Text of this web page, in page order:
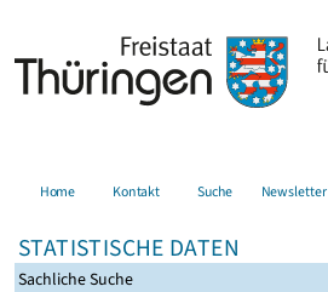
Home Kontakt Suche Newsletter
STATISTISCHE DATEN
Sachliche Suche